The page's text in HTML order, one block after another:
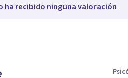
ha recibido ninguna valoración